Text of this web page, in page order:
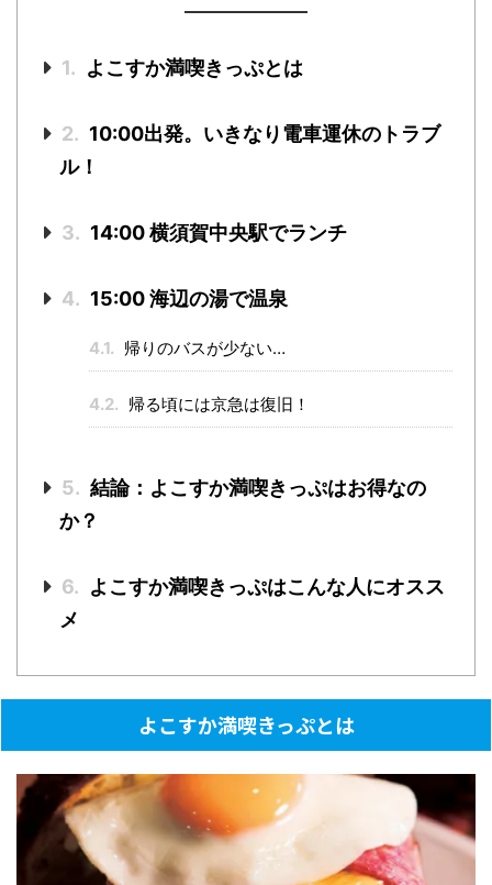
1. よこすか満喫きっぷとは
2. 10:00出発。いきなり電車運休のトラブ
ル！
3. 14:00 横須賀中央駅でランチ
4. 15:00 海辺の湯で温泉
4.1. 帰りのバスが少ない…
4.2. 帰る頃には京急は復旧！
5. 結論：よこすか満喫きっぷはお得なの
か？
6. よこすか満喫きっぷはこんな人にオスス
メ
よこすか満喫きっぷとは